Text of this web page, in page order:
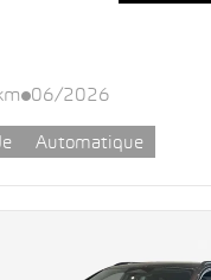
06/2026
Automatique